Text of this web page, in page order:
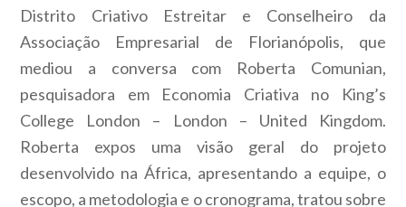
Distrito Criativo Estreitar e Conselheiro da
Associação Empresarial de Florianópolis, que
mediou a conversa com Roberta Comunian,
pesquisadora em Economia Criativa no King’s
College London – London – United Kingdom.
Roberta expos uma visão geral do projeto
desenvolvido na África, apresentando a equipe, o
escopo, a metodologia e o cronograma, tratou sobre